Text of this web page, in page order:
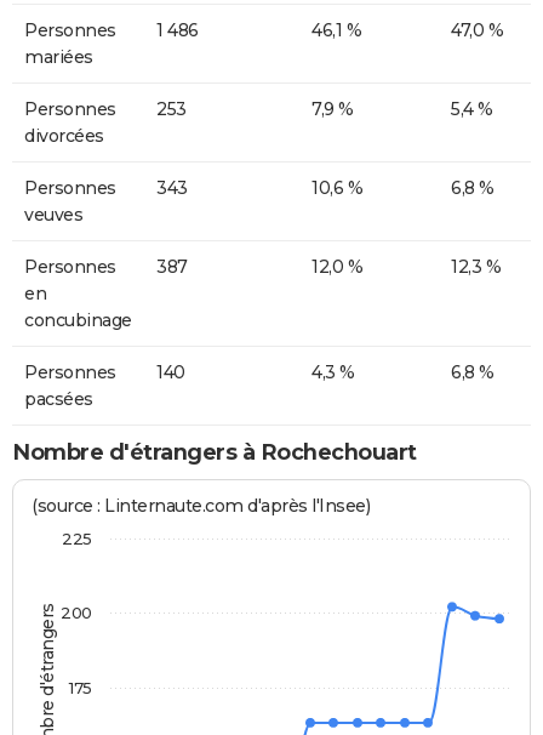
Personnes
mariées
1 486 46,1 % 47,0 %
Personnes
divorcées
253 7,9 % 5,4 %
Personnes
veuves
343 10,6 % 6,8 %
Personnes
en
concubinage
387 12,0 % 12,3 %
Personnes
pacsées
140 4,3 % 6,8 %
Nombre d'étrangers à Rochechouart
Nombre d'étrangers
(source : Linternaute.com d'après l'Insee)
200
175
225